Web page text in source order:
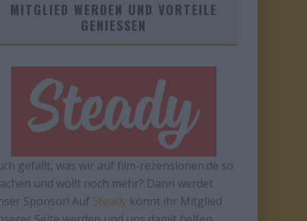
MITGLIED WERDEN UND VORTEILE
GENIESSEN
gefällt, was wir auf film-rezensionen.de so
und wollt noch mehr? Dann werdet
Sponsor! Auf Steady könnt ihr Mitglied